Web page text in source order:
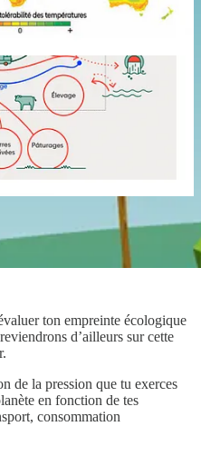
ton empreinte écologique
d’ailleurs sur cette
de la pression que tu exerces
en fonction de tes
consommation